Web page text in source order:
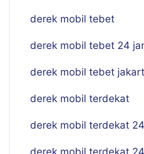
derek mobil tebet
derek mobil tebet 24
derek mobil tebet
derek mobil terdekat
derek mobil terdekat
derek mobil terdekat